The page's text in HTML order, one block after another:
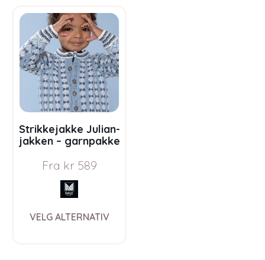
Strikkejakke Julian-
jakken – garnpakke
Baby Wool
Fra kr589
VELG ALTERNATIV